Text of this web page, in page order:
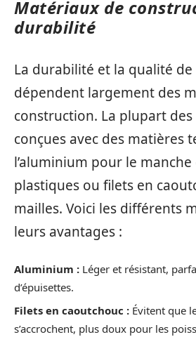
Matériaux de
durabilité
La durabilité et la qualité de
dépendent largement des
construction. La plupart
conçues avec des matières
l’aluminium pour le manche
plastiques ou filets en
mailles. Voici les différents
leurs avantages :
Aluminium : Léger et résistant,
d’épuisettes.
Filets en caoutchouc : Évitent que
s’accrochent, plus doux pour les